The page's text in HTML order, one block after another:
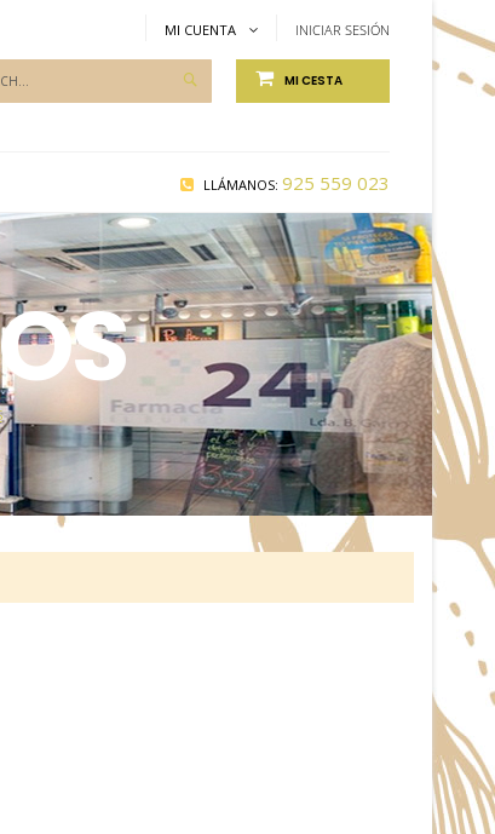
INICIAR SESIÓN
MI CUENTA
MI CESTA
Productos
de
LLÁMANOS: 925 559 023